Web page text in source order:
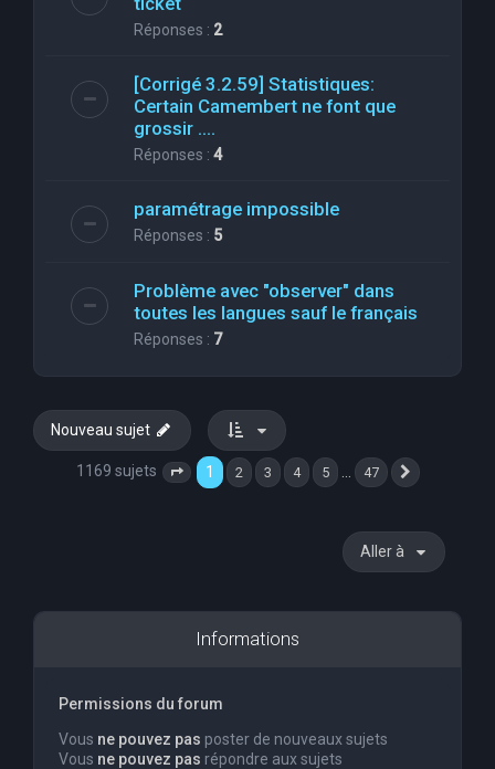
Réponses : 2
[Corrigé 3.2.59] Statistiques:
Certain Camembert ne font que
grossir ....
Réponses : 4
paramétrage impossible
Réponses : 5
Problème avec "observer" dans
toutes les langues sauf le français
Réponses : 7
Nouveau sujet
1169 sujets Page 1 sur 47
1 2 3 4 5 47
Aller à
Informations
Permissions du forum
Vous ne pouvez pas poster de nouveaux sujets
Vous ne pouvez pas répondre aux sujets